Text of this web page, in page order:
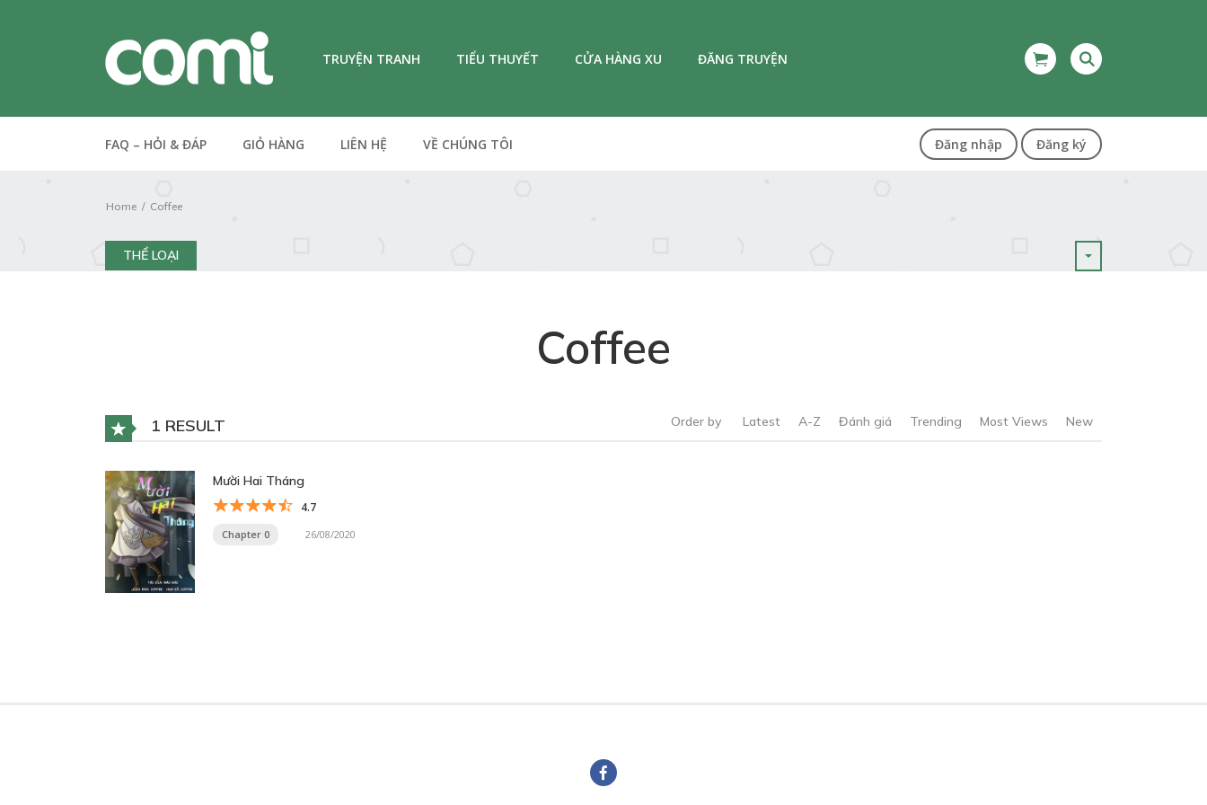
TRUYỆN TRANH TIỂU THUYẾT CỬA HÀNG XU ĐĂNG TRUYỆN
FAQ – HỎI & ĐÁP GIỎ HÀNG LIÊN HỆ VỀ CHÚNG TÔI Đăng nhập Đăng ký
Home Coffee
THỂ LOẠI
Coffee
1 RESULT Order by Latest A-Z Đánh giá Trending Most Views New
Mười Hai Tháng
4.7
Chapter 0 26/08/2020